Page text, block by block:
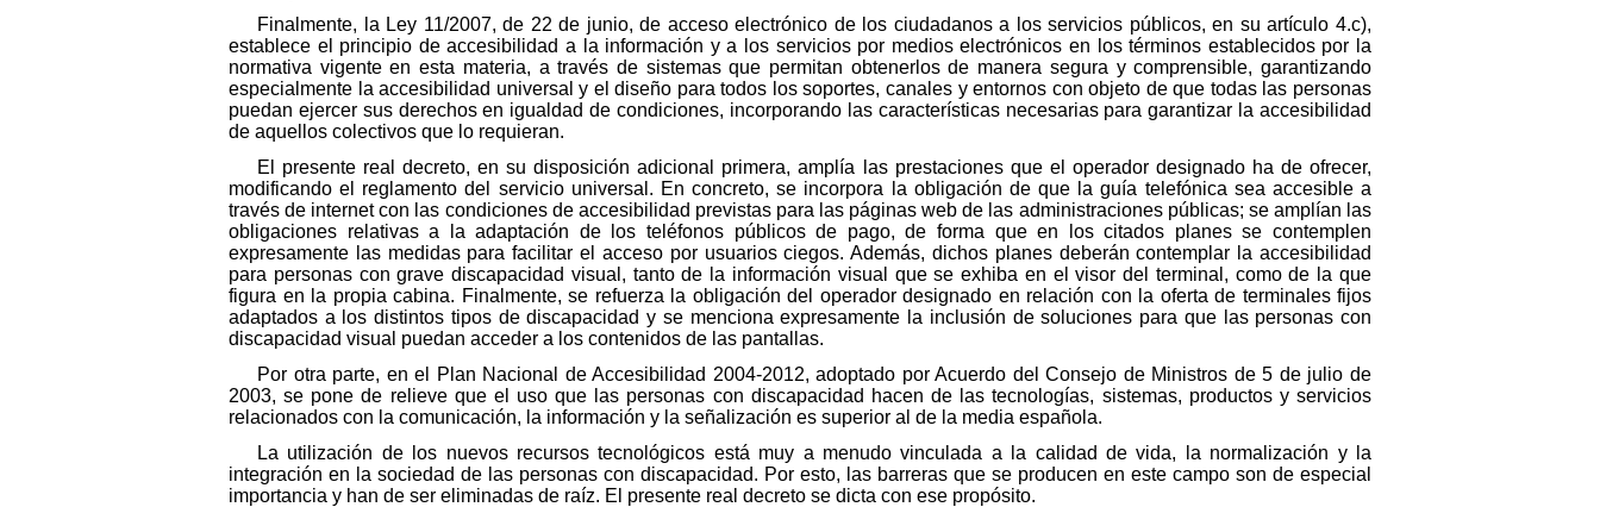
Finalmente, la Ley 11/2007, de 22 de junio, de acceso electrónico de los ciudadanos a los servicios públicos, en su artículo 4.c),
establece el principio de accesibilidad a la información y a los servicios por medios electrónicos en los términos establecidos por la
normativa vigente en esta materia, a través de sistemas que permitan obtenerlos de manera segura y comprensible, garantizando
especialmente la accesibilidad universal y el diseño para todos los soportes, canales y entornos con objeto de que todas las personas
puedan ejercer sus derechos en igualdad de condiciones, incorporando las características necesarias para garantizar la accesibilidad
de aquellos colectivos que lo requieran.
El presente real decreto, en su disposición adicional primera, amplía las prestaciones que el operador designado ha de ofrecer,
modificando el reglamento del servicio universal. En concreto, se incorpora la obligación de que la guía telefónica sea accesible a
través de internet con las condiciones de accesibilidad previstas para las páginas web de las administraciones públicas; se amplían las
obligaciones relativas a la adaptación de los teléfonos públicos de pago, de forma que en los citados planes se contemplen
expresamente las medidas para facilitar el acceso por usuarios ciegos. Además, dichos planes deberán contemplar la accesibilidad
para personas con grave discapacidad visual, tanto de la información visual que se exhiba en el visor del terminal, como de la que
figura en la propia cabina. Finalmente, se refuerza la obligación del operador designado en relación con la oferta de terminales fijos
adaptados a los distintos tipos de discapacidad y se menciona expresamente la inclusión de soluciones para que las personas con
discapacidad visual puedan acceder a los contenidos de las pantallas.
Por otra parte, en el Plan Nacional de Accesibilidad 2004-2012, adoptado por Acuerdo del Consejo de Ministros de 5 de julio de
2003, se pone de relieve que el uso que las personas con discapacidad hacen de las tecnologías, sistemas, productos y servicios
relacionados con la comunicación, la información y la señalización es superior al de la media española.
La utilización de los nuevos recursos tecnológicos está muy a menudo vinculada a la calidad de vida, la normalización y la
integración en la sociedad de las personas con discapacidad. Por esto, las barreras que se producen en este campo son de especial
importancia y han de ser eliminadas de raíz. El presente real decreto se dicta con ese propósito.